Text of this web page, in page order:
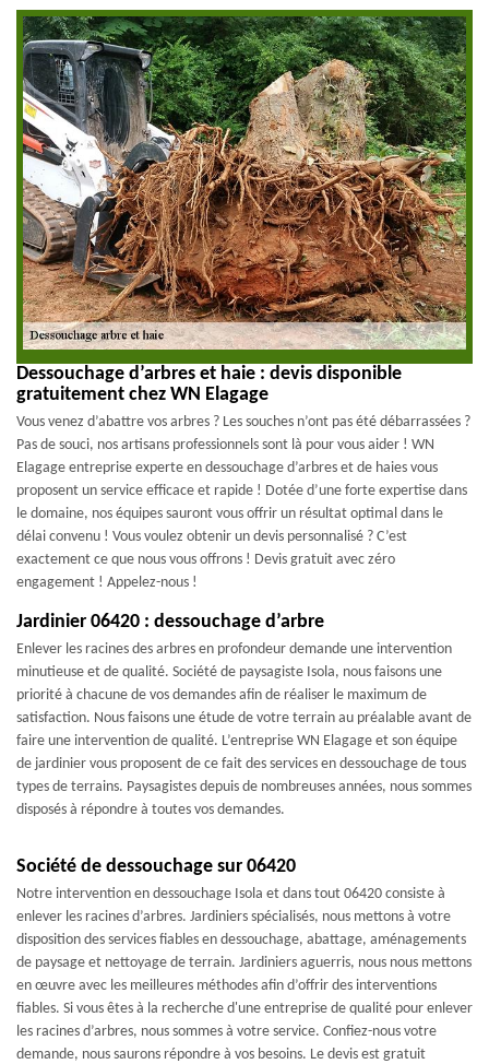
Dessouchage d’arbres et haie : devis disponible
gratuitement chez WN Elagage
Vous venez d’abattre vos arbres ? Les souches n’ont pas été débarrassées ?
Pas de souci, nos artisans professionnels sont là pour vous aider ! WN
Elagage entreprise experte en dessouchage d’arbres et de haies vous
proposent un service efficace et rapide ! Dotée d’une forte expertise dans
le domaine, nos équipes sauront vous offrir un résultat optimal dans le
délai convenu ! Vous voulez obtenir un devis personnalisé ? C’est
exactement ce que nous vous offrons ! Devis gratuit avec zéro
engagement ! Appelez-nous !
Jardinier 06420 : dessouchage d’arbre
Enlever les racines des arbres en profondeur demande une intervention
minutieuse et de qualité. Société de paysagiste Isola, nous faisons une
priorité à chacune de vos demandes afin de réaliser le maximum de
satisfaction. Nous faisons une étude de votre terrain au préalable avant de
faire une intervention de qualité. L’entreprise WN Elagage et son équipe
de jardinier vous proposent de ce fait des services en dessouchage de tous
types de terrains. Paysagistes depuis de nombreuses années, nous sommes
disposés à répondre à toutes vos demandes.
Société de dessouchage sur 06420
Notre intervention en dessouchage Isola et dans tout 06420 consiste à
enlever les racines d’arbres. Jardiniers spécialisés, nous mettons à votre
disposition des services fiables en dessouchage, abattage, aménagements
de paysage et nettoyage de terrain. Jardiniers aguerris, nous nous mettons
en œuvre avec les meilleures méthodes afin d’offrir des interventions
fiables. Si vous êtes à la recherche d'une entreprise de qualité pour enlever
les racines d’arbres, nous sommes à votre service. Confiez-nous votre
demande, nous saurons répondre à vos besoins. Le devis est gratuit